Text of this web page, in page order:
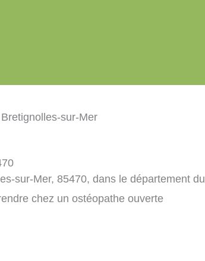
sur-Mer
sur-Mer, 85470, dans le département du
chez un ostéopathe ouverte